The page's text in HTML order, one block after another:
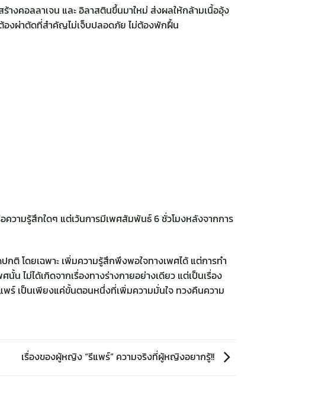
างคอลลาเจน และ อิลาสตินขึ้นมาใหม่ ส่งผลให้กล้ามเนื้ออุ้ง
องผ่าตัดที่สำคัญไม่เจ็บปลอดภัย ไม่ต้องพักฝื้น
ความรู้สึกใดๆ แต่เว้นการมีเพศสัมพันธ์ 6 ชั่วโมงหลังจากการ
โดยเฉพาะ เพิ่มความรู้สึกพึงพอใจทางเพศได้ แต่การทำ
น ไม่ได้เกิดจากเรื่องทางร่างกายอย่างเดียว แต่เป็นเรื่อง
ร์ เป็นเพียงแค่ขั้นตอนหนึ่งที่เพิ่มความมั่นใจ ทวงคืนความ
เรื่องของผู้หญิง “รีแพร์” ความจริงที่ผู้หญิงอยากรู้!!